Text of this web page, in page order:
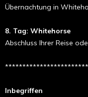
Übernachtung in
8. Tag: Whitehorse
Abschluss Ihrer Reise
Inbegriffen